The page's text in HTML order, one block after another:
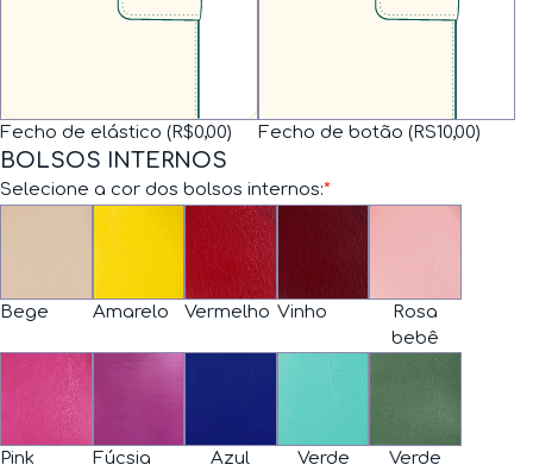
Fecho de elástico (R$0,00) Fecho de botão (RS10,00)
BOLSOS INTERNOS
*
Selecione a cor dos bolsos internos:
Bege Amarelo Vermelho Vinho
Rosa
bebê
Pink Fúcsia
Azul
Verde
Verde